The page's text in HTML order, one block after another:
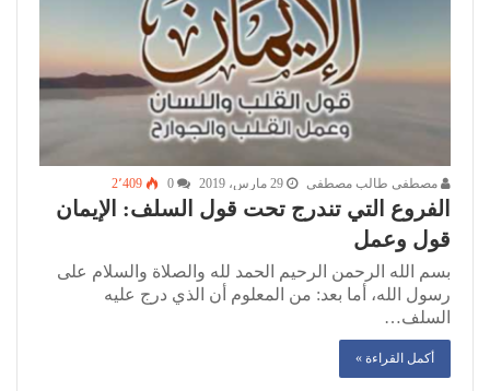
مصطفى طالب مصطفى 29 مارس، 2019 2٬409
الفروع التي تندرج تحت قول السلف: الإيمان
قول وعمل
بسم الله الرحمن الرحيم الحمد لله والصلاة والسلام على
رسول الله، أما بعد: من المعلوم أن الذي درج عليه
السلف…
أكمل القراءة »